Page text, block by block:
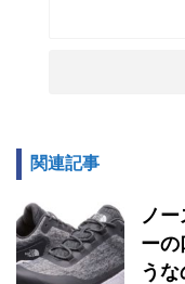
関連記事
ノ
ーの
うな